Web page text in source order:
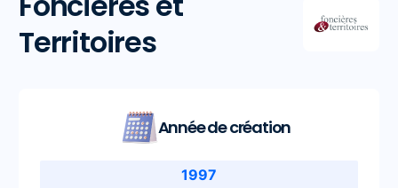
Territoires
Année de création
1997